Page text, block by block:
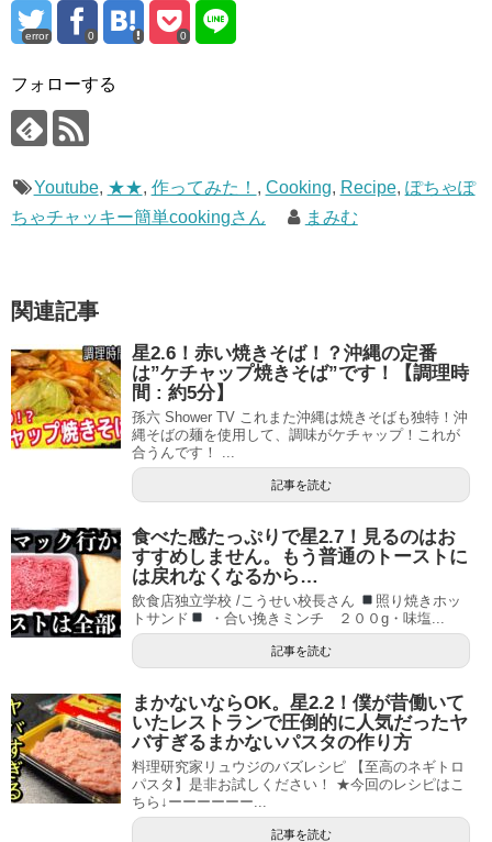
error 0 0
フォローする
Youtube, ★★, 作ってみた！ , Cooking, Recipe, ぽちゃぽ
ちゃチャッキー簡単cookingさん
まみむ
関連記事
星2.6！赤い焼きそば！？沖縄の定番
は”ケチャップ焼きそば”です！【調理時
間 : 約5分】
孫六 Shower TV これまた沖縄は焼きそばも独特！沖
縄そばの麺を使用して、調味がケチャップ！これが
合うんです！ ...
記事を読む
食べた感たっぷりで星2.7！見るのはお
すすめしません。もう普通のトーストに
は戻れなくなるから…
飲食店独立学校 /こうせい校長さん
照り焼きホッ
トサンド
・合い挽きミンチ ２００g・味塩...
記事を読む
まかないならOK。星2.2！僕が昔働いて
いたレストランで圧倒的に人気だったヤ
バすぎるまかないパスタの作り方
料理研究家リュウジのバズレシピ 【至高のネギトロ
パスタ】是非お試しください！ ★今回のレシピはこ
ちら↓ーーーーーー...
記事を読む